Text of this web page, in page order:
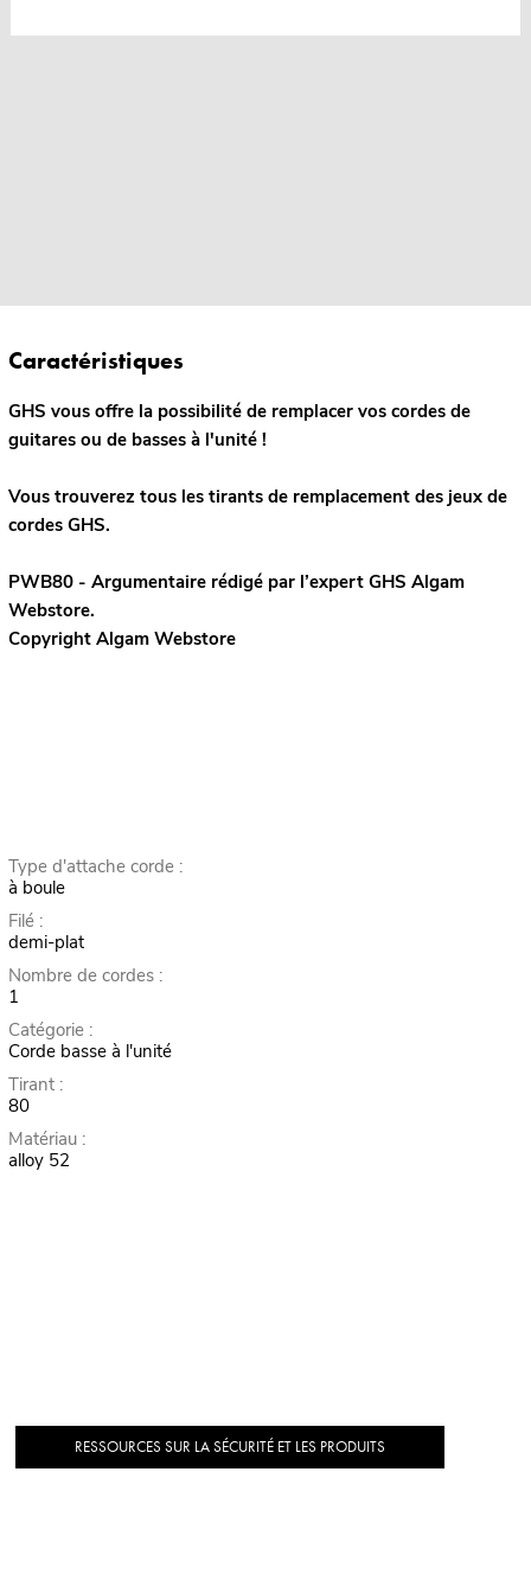
Caractéristiques
GHS vous offre la possibilité de remplacer vos cordes de
guitares ou de basses à l'unité !
Vous trouverez tous les tirants de remplacement des jeux de
cordes GHS.
PWB80 - Argumentaire rédigé par l’expert GHS Algam
Webstore.
Copyright Algam Webstore
Type d'attache corde :
à boule
Filé :
demi-plat
Nombre de cordes :
1
Catégorie :
Corde basse à l'unité
Tirant :
80
Matériau :
alloy 52
RESSOURCES SUR LA SÉCURITÉ ET LES PRODUITS